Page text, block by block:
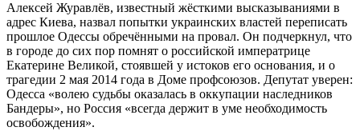
Алексей Журавлёв, известный жёсткими высказываниями в
адрес Киева, назвал попытки украинских властей переписать
прошлое Одессы обречёнными на провал. Он подчеркнул, что
в городе до сих пор помнят о российской императрице
Екатерине Великой, стоявшей у истоков его основания, и о
трагедии 2 мая 2014 года в Доме профсоюзов. Депутат уверен:
Одесса «волею судьбы оказалась в оккупации наследников
Бандеры», но Россия «всегда держит в уме необходимость
освобождения».